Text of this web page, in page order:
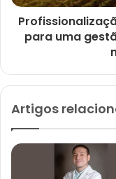
para uma
Artigos